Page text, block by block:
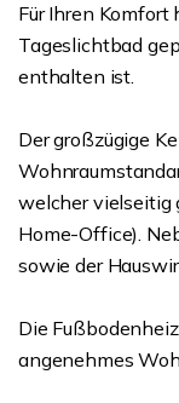
Für Ihren
Tageslichtbad
enthalten ist.
Der großzügige
welcher vielseitig
Home-Office).
sowie der
Die
angenehmes